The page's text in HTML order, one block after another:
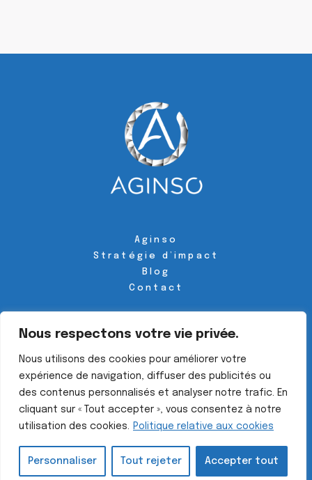
Nous respectons votre vie privée.
Nous utilisons des cookies pour améliorer votre
expérience de navigation, diffuser des publicités ou
des contenus personnalisés et analyser notre trafic. En
cliquant sur « Tout accepter », vous consentez à notre
utilisation des cookies. Politique relative aux cookies
Personnaliser Tout rejeter Accepter tout
Aginso
Stratégie d’impact
Blog
Contact

© 2024 Aginso ・tous droits réservés・Design by Agence